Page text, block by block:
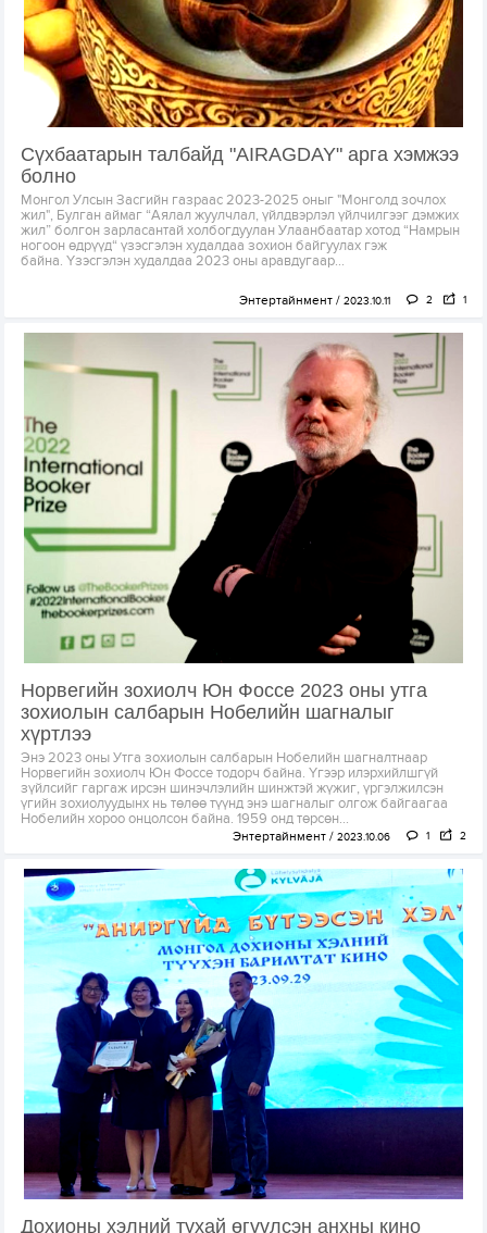
Сүхбаатарын талбайд "AIRAGDAY" арга хэмжээ
болно
Монгол Улсын Засгийн газраас 2023-2025 оныг "Монголд зочлох
жил", Булган аймаг “Аялал жуулчлал, үйлдвэрлэл үйлчилгээг дэмжих
жил” болгон зарласантай холбогдуулан Улаанбаатар хотод “Намрын
ногоон өдрүүд“ үзэсгэлэн худалдаа зохион байгуулах гэж
байна. Үзэсгэлэн худалдаа 2023 оны аравдугаар...
Энтертайнмент 2023.10.11 2 1
Норвегийн зохиолч Юн Фоссе 2023 оны утга
зохиолын салбарын Нобелийн шагналыг
хүртлээ
Энэ 2023 оны Утга зохиолын салбарын Нобелийн шагналтнаар
Норвегийн зохиолч Юн Фоссе тодорч байна. Үгээр илэрхийлшгүй
зүйлсийг гаргаж ирсэн шинэчлэлийн шинжтэй жүжиг, үргэлжилсэн
үгийн зохиолуудынх нь төлөө түүнд энэ шагналыг олгож байгаагаа
Нобелийн хороо онцолсон байна. 1959 онд төрсөн...
Энтертайнмент 2023.10.06 1 2
Дохионы хэлний тухай өгүүлсэн анхны кино